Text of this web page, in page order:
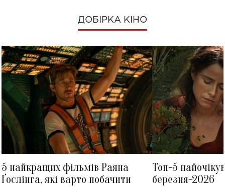
ДОБІРКА КІНО
5 найкращих фільмів Раяна
Ґослінга, які варто побачити
Топ-5
березня-2026